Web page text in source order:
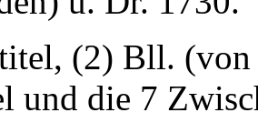
(2) Bll. (von
und die 7